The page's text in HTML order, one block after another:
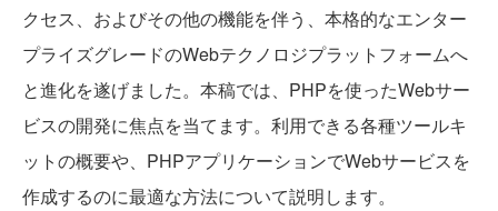
クセス、およびその他の機能を伴う、本格的なエンター
プライズグレードのWebテクノロジプラットフォームへ
と進化を遂げました。本稿では、PHPを使ったWebサー
ビスの開発に焦点を当てます。利用できる各種ツールキ
ットの概要や、PHPアプリケーションでWebサービスを
作成するのに最適な方法について説明します。